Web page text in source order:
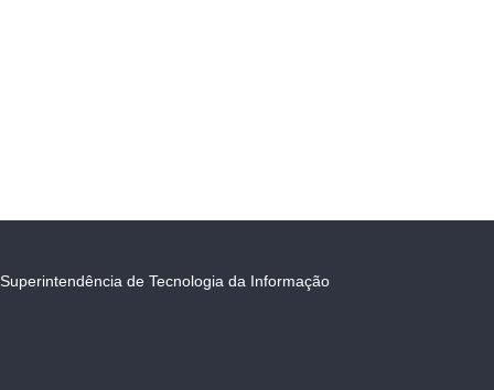
Superintendência de Tecnologia da Informação